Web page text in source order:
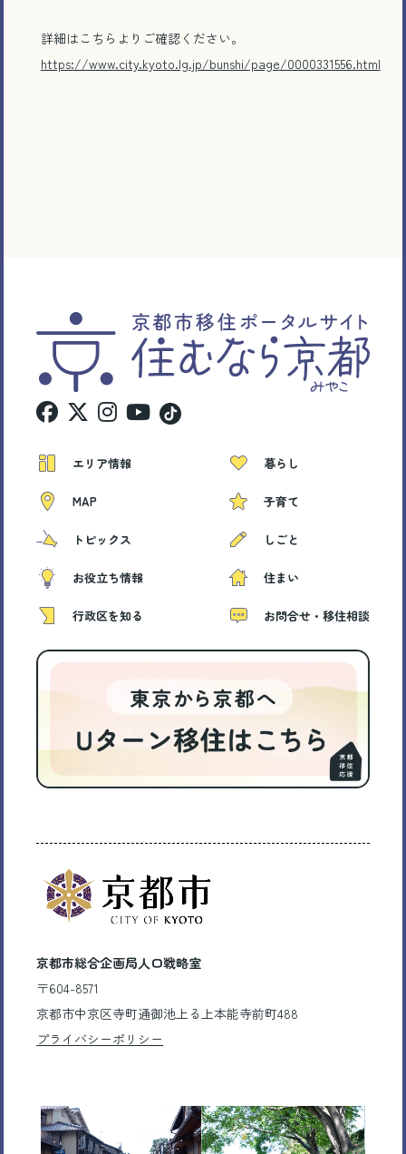
詳細はこちらよりご確認ください。
https://www.city.kyoto.lg.jp/bunshi/page/0000331556.html
エリア情報
MAP
トピックス
お役立ち情報
行政区を知る
暮らし
子育て
しごと
住まい
お問合せ・移住相談
京都市総合企画局人口戦略室
〒604-8571
京都市中京区寺町通御池上る上本能寺前町488
プライバシーポリシー